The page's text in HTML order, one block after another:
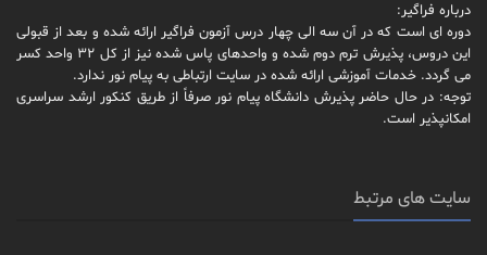
درباره فراگیر:
دوره ای است که در آن سه الی چهار درس آزمون فراگیر ارائه شده و بعد از قبولی
این دروس، پذیرش ترم دوم شده و واحدهای پاس شده نیز از کل 32 واحد کسر
می گردد. خدمات آموزشی ارائه شده در سایت ارتباطی به پیام نور ندارد.
توجه: در حال حاضر پذیرش دانشگاه پیام نور صرفاً از طریق کنکور ارشد سراسری
امکانپذیر است.
سایت های مرتبط